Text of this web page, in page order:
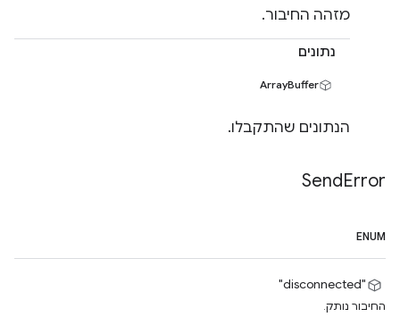
מזהה החיבור.
נתונים
ArrayBuffer
הנתונים שהתקבלו.
SendError
ENUM
"disconnected"
החיבור נותק.